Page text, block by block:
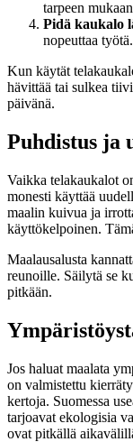
tarpeen
Pidä kaukalo
nopeuttaa työtä.
Kun käytät
hävittää tai sulkea
päivänä.
Puhdistus ja
Vaikka telakaukalot
monesti käyttää
maalin kuivua ja
käyttökelpoinen.
Maalausalusta
reunoille. Säilytä se
pitkään.
Jos haluat maalata
on valmistettu
kertoja. Suomessa
tarjoavat ekologisia
ovat pitkällä